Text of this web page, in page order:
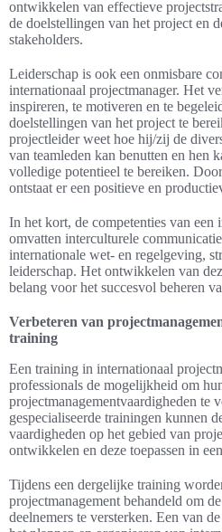
ontwikkelen van effectieve
de doelstellingen van het project en
stakeholders.
Leiderschap is ook een onmisbare
internationaal projectmanager. Het
inspireren, te motiveren en te
doelstellingen van het project te
projectleider weet hoe hij/zij de
van teamleden kan benutten en hen
volledige potentieel te bereiken.
ontstaat er een positieve en
In het kort, de competenties van een
omvatten interculturele
internationale wet- en regelgeving,
leiderschap. Het ontwikkelen van
belang voor het succesvol beheren
Verbeteren van
training
Een training in internationaal
professionals de mogelijkheid om
projectmanagementvaardigheden te
gespecialiseerde trainingen kunnen
vaardigheden op het gebied van
ontwikkelen en deze toepassen in
Tijdens een dergelijke training
projectmanagement behandeld om
deelnemers te versterken. Een van